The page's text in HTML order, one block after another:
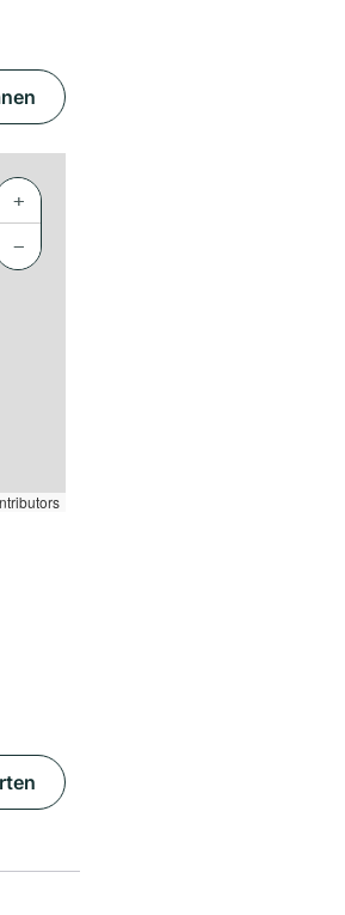
+
−